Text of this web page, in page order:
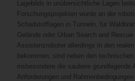
Lagebilds in unübersichtliche Lagen
Forschungsprojekten wurde an der
Schadstofflagen in Tunneln, für
Gelände oder Urban Search and
Assistenzroboter allerdings in den
bekommen, sind neben den
insbesondere die saubere grundlegende
Anforderungen und